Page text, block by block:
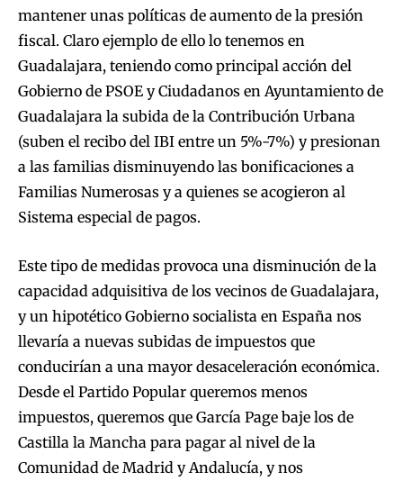
mantener unas políticas de aumento de la presión
fiscal. Claro ejemplo de ello lo tenemos en
Guadalajara, teniendo como principal acción del
Gobierno de PSOE y Ciudadanos en Ayuntamiento de
Guadalajara la subida de la Contribución Urbana
(suben el recibo del IBI entre un 5%-7%) y presionan
a las familias disminuyendo las bonificaciones a
Familias Numerosas y a quienes se acogieron al
Sistema especial de pagos.
Este tipo de medidas provoca una disminución de la
capacidad adquisitiva de los vecinos de Guadalajara,
y un hipotético Gobierno socialista en España nos
llevaría a nuevas subidas de impuestos que
conducirían a una mayor desaceleración económica.
Desde el Partido Popular queremos menos
impuestos, queremos que García Page baje los de
Castilla la Mancha para pagar al nivel de la
Comunidad de Madrid y Andalucía, y nos